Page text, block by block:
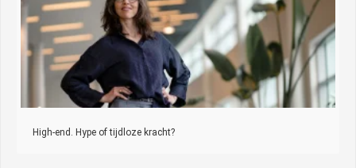
High-end. Hype of tijdloze kracht?